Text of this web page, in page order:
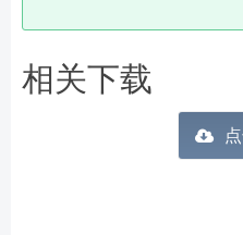
相关下载